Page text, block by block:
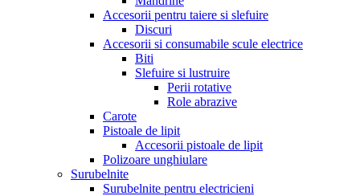
Accesorii pentru taiere si slefuire
Discuri
Accesorii si consumabile scule electrice
Biti
Slefuire si lustruire
Perii rotative
Role abrazive
Carote
Pistoale de lipit
Accesorii pistoale de lipit
Polizoare unghiulare
Surubelnite
Surubelnite pentru electricieni